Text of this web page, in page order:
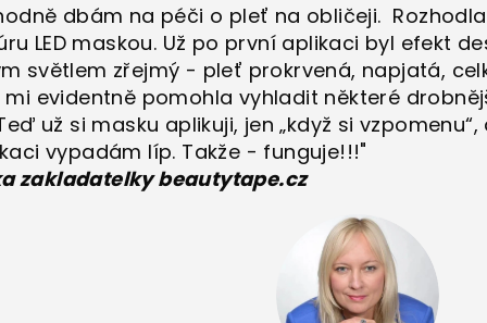
dbám na péči o pleť na obličeji.
LED maskou. Už po první aplikaci byl efekt
světlem zřejmý - pleť prokrvená, napjatá,
evidentně pomohla vyhladit některé
už si masku aplikuji, jen „když si vzpomenu“,
vypadám líp. Takže - funguje!!!"
zakladatelky beautytape.cz